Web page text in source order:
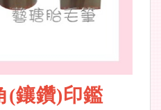
(鑲鑽)印鑑